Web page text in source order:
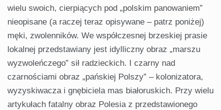
wielu swoich, cierpiących pod „polskim pa­nowaniem”
nieopisane (a raczej teraz opisywane – patrz poniżej)
męki, zwo­lenników. We współczesnej brzeskiej prasie
lokalnej przedstawiany jest idyl­liczny obraz „marszu
wyzwoleńczego” sił radzieckich. I czarny nad
czarnościami obraz „pańskiej Polszy” – koloni­zatora,
wyzyskiwacza i gnębiciela mas białoruskich. Przy wielu
artykułach fa­talny obraz Polesia z przedstawionego